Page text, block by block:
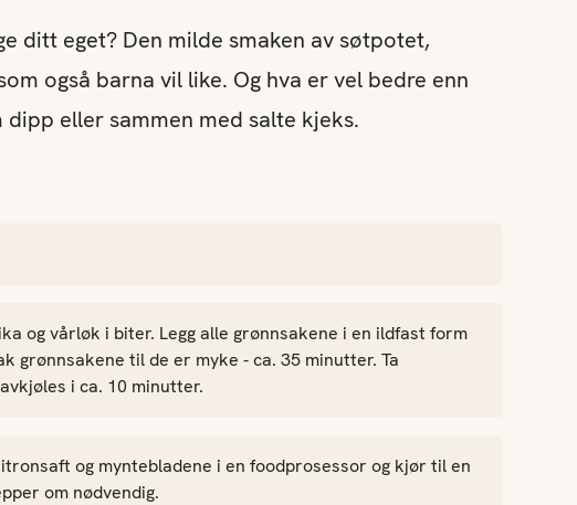
ditt eget? Den milde smaken av søtpotet,
også barna vil like. Og hva er vel bedre enn
eller sammen med salte kjeks.
og vårløk i biter. Legg alle grønnsakene i en ildfast form
grønnsakene til de er myke - ca. 35 minutter. Ta
i ca. 10 minutter.
og myntebladene i en foodprosessor og kjør til en
om nødvendig.